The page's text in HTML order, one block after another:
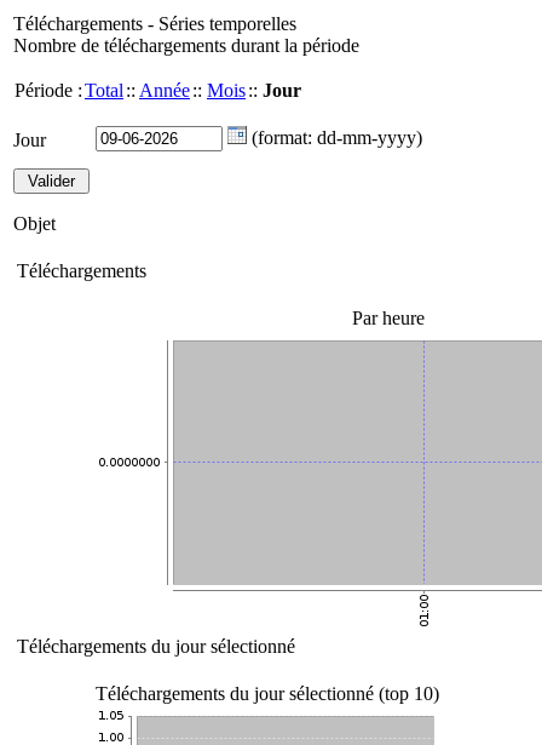
Téléchargements - Séries temporelles
Nombre de téléchargements durant la période
Période :Total :: Année:: Mois:: Jour
Jour (format: dd-mm-yyyy)
Objet
Téléchargements
Par heure
Téléchargements du jour sélectionné
Téléchargements du jour sélectionné (top 10)